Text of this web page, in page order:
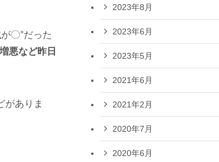
〇°だった
悪など昨日
がありま
2023年8月
2023年6月
2023年5月
2021年6月
2021年2月
2020年7月
2020年6月